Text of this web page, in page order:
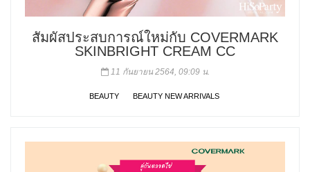
สัมผัสประสบการณ์ใหม่กับ COVERMARK
SKINBRIGHT CREAM CC
11 กันยายน 2564, 09:09 น.
BEAUTY BEAUTY NEW ARRIVALS